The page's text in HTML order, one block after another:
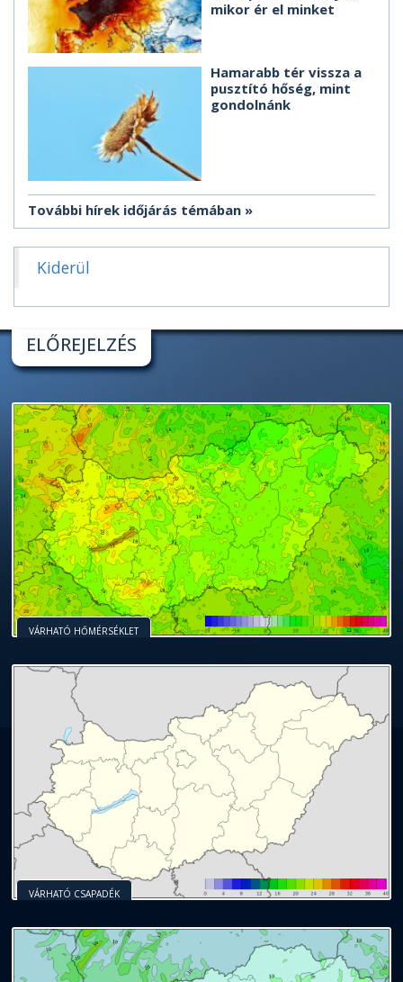
mikor ér el minket
Hamarabb tér vissza a
pusztító hőség, mint
gondolnánk
További hírek időjárás témában
Kiderül
ELŐREJELZÉS
VÁRHATÓ HŐMÉRSÉKLET
VÁRHATÓ CSAPADÉK